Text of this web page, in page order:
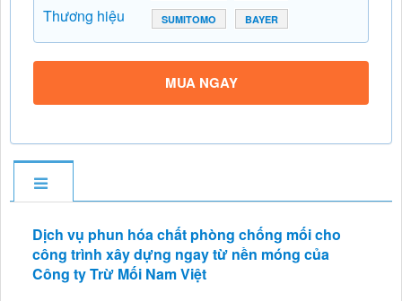
Thương hiệu SUMITOMO BAYER
MUA NGAY
Dịch vụ phun hóa chất phòng chống mối cho
công trình xây dựng ngay từ nền móng của
Công ty Trừ Mối Nam Việt